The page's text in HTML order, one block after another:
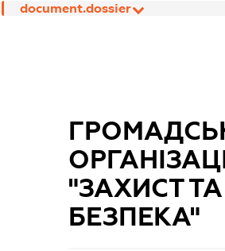
document.dossier
"ЗАХИСТ ТА
БЕЗПЕКА"